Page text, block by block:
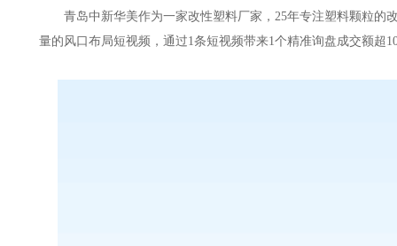
青岛中新华美作为一家改性塑料厂家， 25年专注塑料颗粒的
量的风口布局短视频，通过1条短视频带来1个精准询盘成交额超